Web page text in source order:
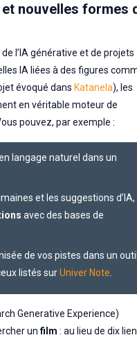
nouvelles formes
l’IA générative et de projets
IA liées à des figures
évoqué dans Katanela), les
en véritable moteur de
pouvez, par exemple :
langage naturel dans un
et les suggestions d’IA,
avec des bases de
de vos pistes dans un
listés surUniver Note
Generative Experience)
un film : au lieu de dix